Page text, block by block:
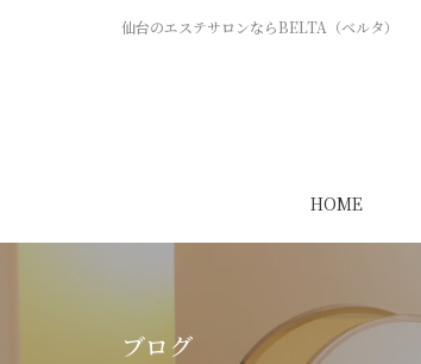
仙台のエステサロンならBELTA（ベルタ）
HOME
ブログ